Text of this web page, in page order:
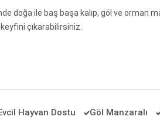
doğa ile baş başa kalıp, göl ve orman
çıkarabilirsiniz.
Hayvan Dostu Göl Manzaralı